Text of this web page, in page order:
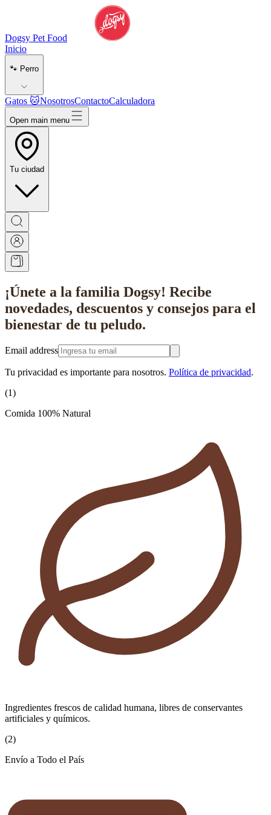
Dogsy Pet Food
Inicio
🐾 Perro
Gatos 🐱NosotrosContactoCalculadora
Open main menu
Tu ciudad
¡Únete a la familia Dogsy! Recibe
novedades, descuentos y consejos para el
bienestar de tu peludo.
Email address
Tu privacidad es importante para nosotros. Política de privacidad.
(1)
Comida 100% Natural
Ingredientes frescos de calidad humana, libres de conservantes
artificiales y químicos.
(2)
Envío a Todo el País